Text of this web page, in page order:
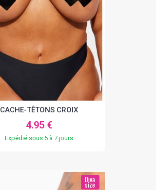
CACHE-TÊTONS CROIX
4.95 €
Expédié sous 5 à 7 jours
Diva
size